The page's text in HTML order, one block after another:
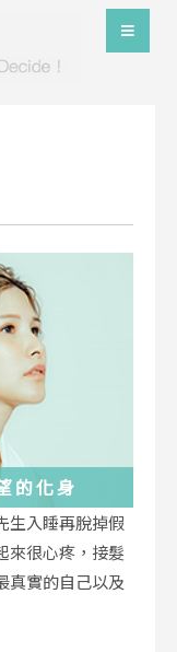
的化身
生入睡再脫掉假
來很心疼，接髮
真實的自己以及